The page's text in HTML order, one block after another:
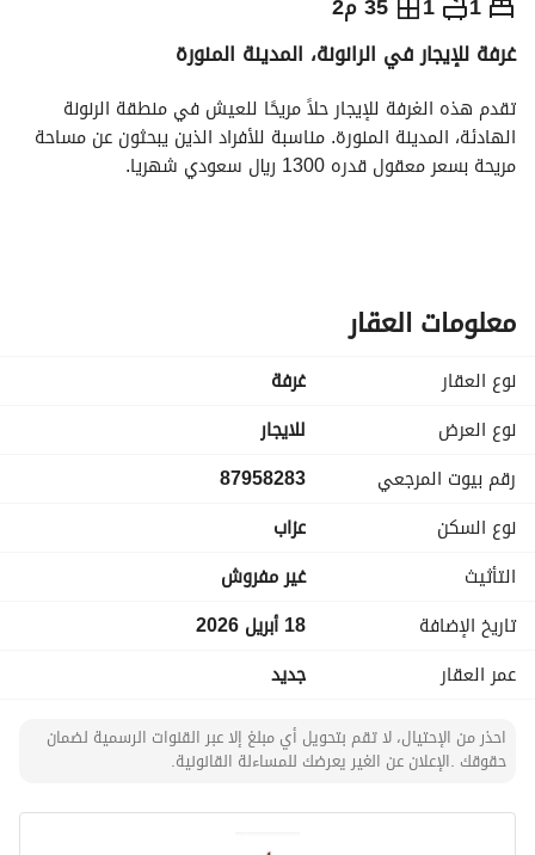
الإعلان الاماكن القريبة
غرفة للإيجار في الرانونة، المدينة المنورة
مريحة بسعر معقول قدره 1300 ريال سعودي شهريا.
- تكرار الإيجار: سنوي
وسائل الراحة:
احتياجاتك على الإنترنت.
- الكهرباء: توفر كهرباء موثوقة لراحتك.
لتحديد موعد للعرض وتأمين مساحتك الجديدة!
معلومات العقار
نوع العقار
غرفة
نوع العرض
للايجار
رقم بيوت المرجعي
87958283
نوع السكن
عزاب
التأثيث
غير مفروش
تاريخ الإضافة
18 أبريل 2026
عمر العقار
جديد
احذر من الإحتيال، لا تقم بتحويل أي مبلغ إلا عبر القنوات الرسمية لضمان
حقوقك .الإعلان عن الغير يعرضك للمساءلة القانونية.